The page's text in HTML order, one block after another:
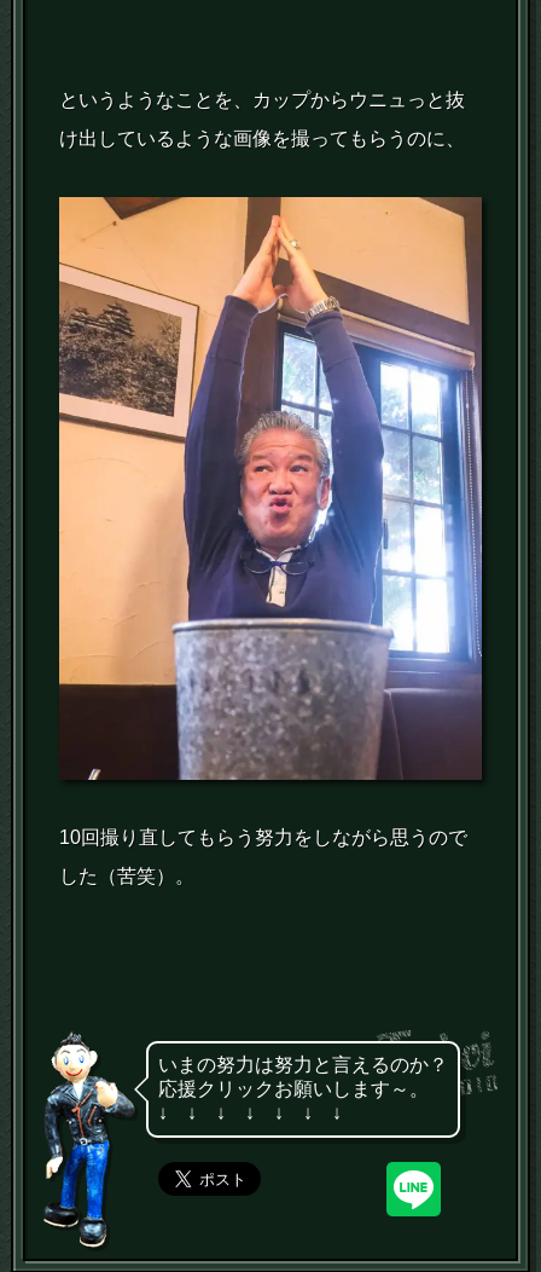
というようなことを、カップからウニュっと抜
け出しているような画像を撮ってもらうのに、
10回撮り直してもらう努力をしながら思うので
した（苦笑）。
いまの努力は努力と言えるのか？
応援クリックお願いします～。
↓ ↓ ↓ ↓ ↓ ↓ ↓